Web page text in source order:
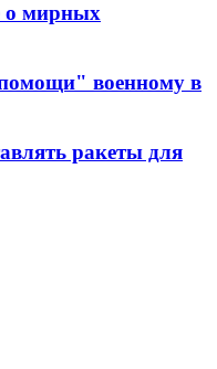
о мирных
военному в
ракеты для